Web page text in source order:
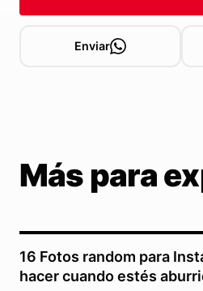
Enviar
Más para
16 Fotos random para
hacer cuando estés